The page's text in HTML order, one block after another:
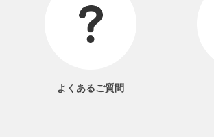
よくあるご質問